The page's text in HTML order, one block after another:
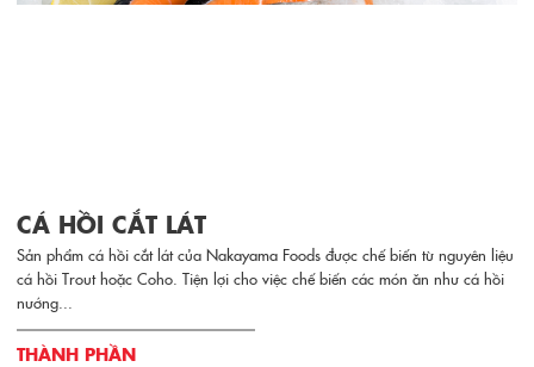
CÁ HỒI CẮT LÁT
Sản phẩm cá hồi cắt lát của Nakayama Foods được chế biến từ nguyên liệu
cá hồi Trout hoặc Coho. Tiện lợi cho việc chế biến các món ăn như cá hồi
nướng...
THÀNH PHẦN